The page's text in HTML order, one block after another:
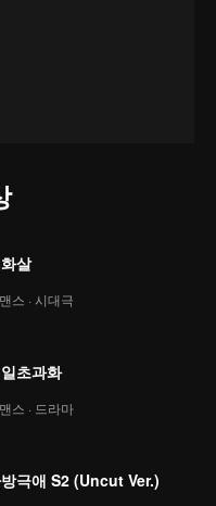
살
스 · 시대극
초과화
스 · 드라마
극애 S2 (Uncut Ver.)